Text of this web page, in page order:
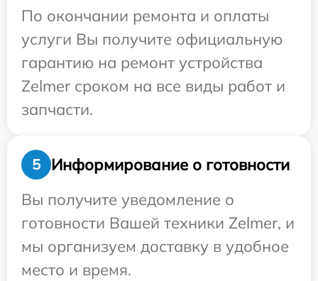
По окончании ремонта и оплаты
услуги Вы получите официальную
гарантию на ремонт устройства
Zelmer сроком на все виды работ и
запчасти.
5
Информирование о готовности
Вы получите уведомление о
готовности Вашей техники Zelmer, и
мы организуем доставку в удобное
место и время.